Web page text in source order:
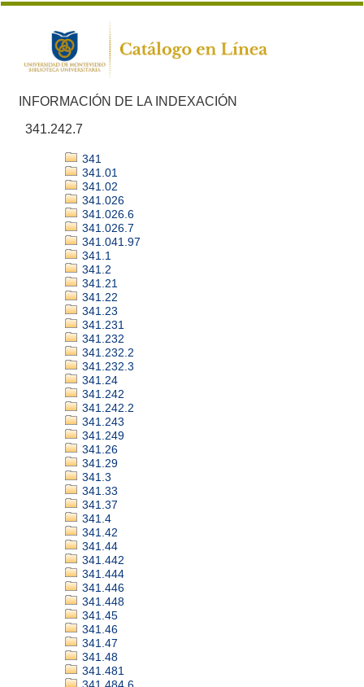
INFORMACIÓN DE LA INDEXACIÓN
341.242.7
341
341.01
341.02
341.026
341.026.6
341.026.7
341.041.97
341.1
341.2
341.21
341.22
341.23
341.231
341.232
341.232.2
341.232.3
341.24
341.242
341.242.2
341.243
341.249
341.26
341.29
341.3
341.33
341.37
341.4
341.42
341.44
341.442
341.444
341.446
341.448
341.45
341.46
341.47
341.48
341.481
341.484.6